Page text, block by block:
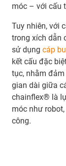
móc – với cấu
Tuy nhiên, với
trong xích dẫn
sử dụng cáp
kết cấu đặc
tục, nhằm
gian dài giữa
chainflex® là
móc như
công.